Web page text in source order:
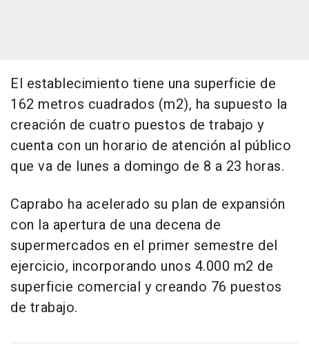
El establecimiento tiene una superficie de
162 metros cuadrados (m2), ha supuesto la
creación de cuatro puestos de trabajo y
cuenta con un horario de atención al público
que va de lunes a domingo de 8 a 23 horas.
Caprabo ha acelerado su plan de expansión
con la apertura de una decena de
supermercados en el primer semestre del
ejercicio, incorporando unos 4.000 m2 de
superficie comercial y creando 76 puestos
de trabajo.